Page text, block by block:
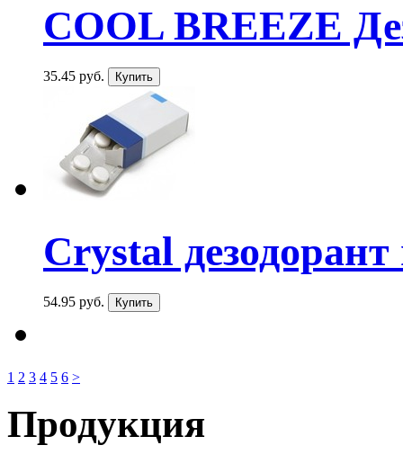
COOL BREEZE
35.45 руб.
Crystal
54.95 руб.
1 2 3 4 5 6 >
Продукция